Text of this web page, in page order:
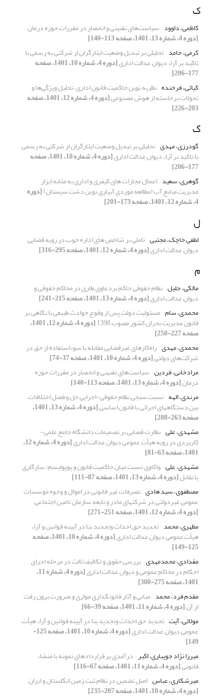
ک
کاظمی، داوود سیاست‌های تقنینی و انحصار در مقررات حوزه درمان
[دوره 4، شماره 13، 1401، صفحه 113-140]
کرمی، حامد تحلیلی بر تبدیل وضعیت ایثارگران از شرکتی به رسمی با
تاکید بر آراء دیوان عدالت اداری [دوره 4، شماره 10، 1401، صفحه
177-206]
کیائی، فرخنده نظریه نوین حاکمیت قانون اداری، تحلیل ویژگی‌ها و
تحولات برخاسته از هوش مصنوعی [دوره 4، شماره 12، 1401، صفحه
203-226]
گ
گودرزی، مهدی تحلیلی بر تبدیل وضعیت ایثارگران از شرکتی به رسمی
با تاکید بر آراء دیوان عدالت اداری [دوره 4، شماره 10، 1401، صفحه
177-206]
گوهری، سعید اعمال مجازات های کیفری و اداری به مثابه ابزار
مدیریت منابع آب (مطالعه موردی آبیاری نوین دشت سیستان)[دوره
4، شماره 12، 1401، صفحه 173-201]
ل
لطفی خاچک، مجتبی تاملی بر شاخص های اداره خوب در رویه قضایی
دیوان عدالت اداری[دوره 4، شماره 12، 1401، صفحه 295-316]
م
مالکی، جلیل نظام حقوقی حاکم بردعاوی طاری در محاکم حقوقی و
دیوان عدالت اداری[دوره 4، شماره 13، 1401، صفحه 215-241]
محمدی، سام مسئولیت دولت پس از وقوع حوادث طبیعی با نگاهی بر
قانون مدیریت بحران کشور مصوب 1398 [دوره 4، شماره 12، 1401،
صفحه 227-250]
محمدی، مهدی راه‌کارهای غیرقضایی مقابله با سوءاستفاده از حق در
شرکت‌های دولتی[دوره 4، شماره 10، 1401، صفحه 37-74]
مرادخانی، فردین سیاست‌های تقنینی و انحصار در مقررات حوزه
درمان[دوره 4، شماره 13، 1401، صفحه 113-140]
مرندی، الهه نسبت سنجی نظام حقوقی-اجرایی حل و فصل اختلافات
بین دستگاههای اجرائی با قانون اساسی [دوره 4، شماره 13، 1401،
صفحه 263-288]
مشهدی، علی نظارت قضایی بر تصمیمات دانشگاه جامع علمی-
کاربردی در رویه هیأت عمومی دیوان عدالت اداری [دوره 4، شماره 12،
1401، صفحه 63-81]
مشهدی، علی واکاوی نسبت میان حاکمیت قانون و پوپولیسم: سازگاری
یا تقابل[دوره 4، شماره 13، 1401، صفحه 87-111]
مصطفوی، سید هادی تصرفات غیر قانونی در اموال و وجوه موسسات
عمومی غیردولتی در شرکتهای مادر و تابعه سازمان تامین اجتماعی
[دوره 4، شماره 12، 1401، صفحه 251-271]
مظهری، محمد تحدید حق احداث وتجدید بنا در آیینه قوانین و آراء
هیأت عمومی دیوان عدالت اداری [دوره 4، شماره 10، 1401، صفحه
125-149]
مقدادی، محمدمهدی بررسی حقوق و تکالیف ثالث در مرحله اجرای
احکام در محاکم عمومی و دیوان عدالت اداری [دوره 4، شماره 11،
1401، صفحه 275-300]
مقدم فرد، محمد مبانی و آثار قانونگذاری موازی و ضرورت برون رفت
از آن[دوره 4، شماره 11، 1401، صفحه 39-66]
مولائی، آیت تحدید حق احداث وتجدید بنا در آیینه قوانین و آراء هیأت
عمومی دیوان عدالت اداری [دوره 4، شماره 10، 1401، صفحه 125-
149]
میرزا نژاد جویباری، اکبر درآمدی بر قراردادهای نمونه با منشاء
قانونی[دوره 4، شماره 11، 1401، صفحه 67-116]
میرشکاری، عباس اصل تضمین در نظام ثبت زمین انگلستان و ایران
[دوره 4، شماره 10، 1401، صفحه 207-235]